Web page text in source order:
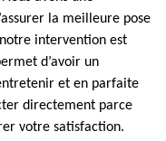
la meilleure pose
intervention est
d’avoir un
et en parfaite
directement parce
votre satisfaction.